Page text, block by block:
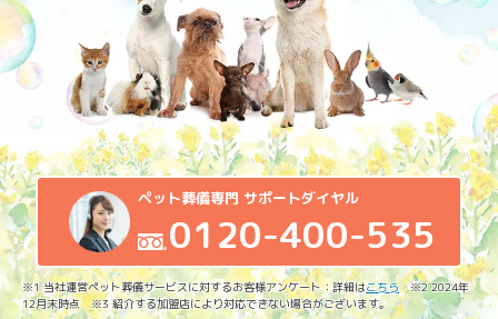
ペット葬儀専門 サポートダイヤル
0120-400-535
※1 当社運営ペット葬儀サービスに対するお客様アンケート：詳細はこちら ※2 2024年
12月末時点 ※3 紹介する加盟店により対応できない場合がございます。